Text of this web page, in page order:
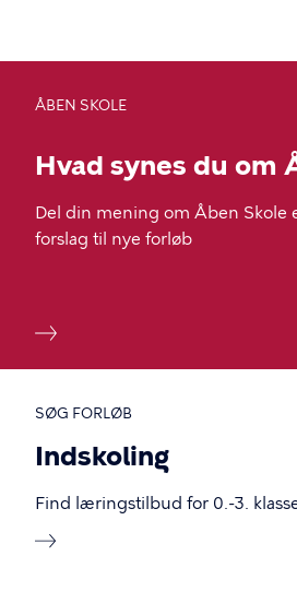
vælge.
ÅBEN SKOLE
Hvad synes du om
Del din mening om Åben Skole
forslag til nye forløb
SØG FORLØB
Indskoling
Find læringstilbud for 0.-3.